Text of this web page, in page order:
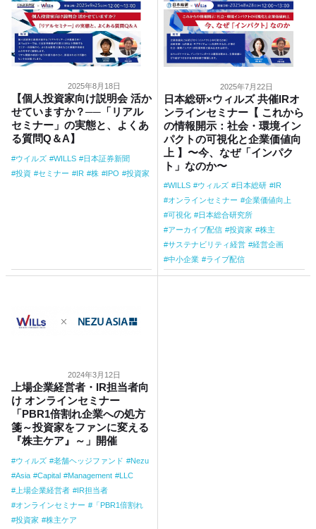
2025年8月18日
【個人投資家向け説明会 活か
せていますか？──「リアル
セミナー」の実態と、よくあ
る質問Q＆A】
ウイルズ WILLS
日本証券新聞
投資
セミナー IR 株 IPO 投資家
2025年7月22日
日本総研×ウィルズ 共催IRオ
ンラインセミナー【 これから
の情報開示：社会・環境イン
パクトの可視化と企業価値向
上 】〜今、なぜ「インパク
ト」なのか〜
WILLS ウィルズ 日本総研
IR
オンラインセミナー
企業価値向上
可視化
日本総合研究所
アーカイブ配信
投資家
株主
サステナビリティ経営
経営企画
中小企業
ライブ配信
2024年3月12日
上場企業経営者・IR担当者向
け オンラインセミナー
「PBR1倍割れ企業への処方
箋～投資家をファンに変える
『株主ケア』～」開催
ウィルズ 老舗ヘッジファンド
Nezu
Asia
Capital Management
LLC
上場企業経営者
IR担当者
オンラインセミナー
「PBR1倍割れ
投資家
株主ケア